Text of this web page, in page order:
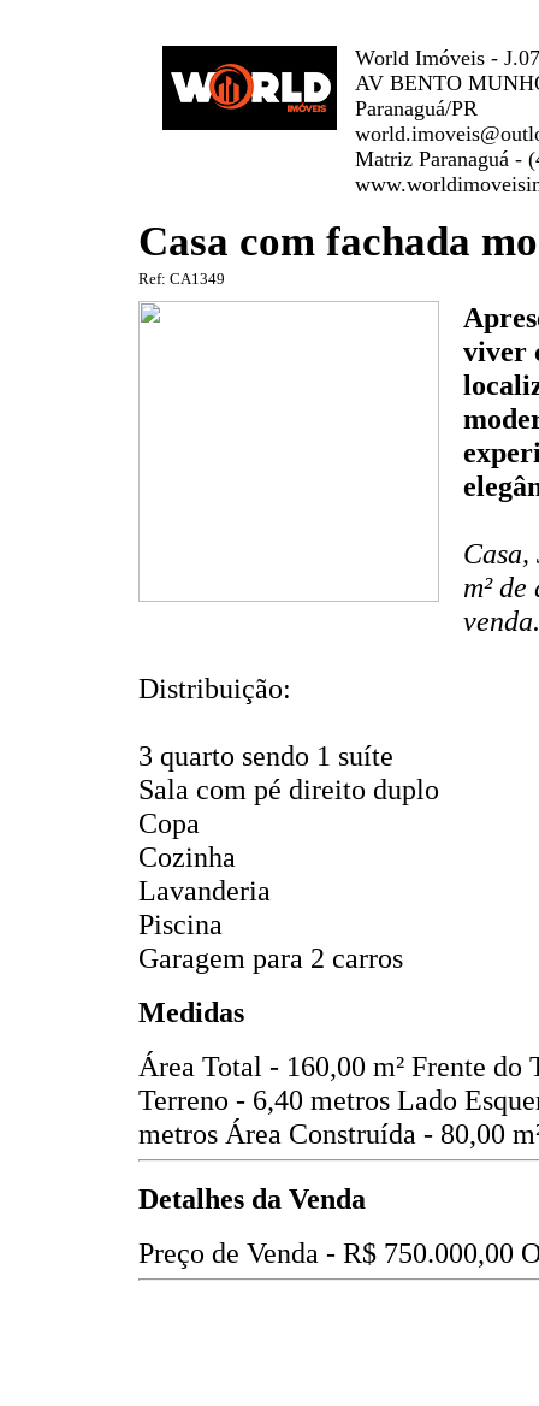
World Imóveis -
AV BENTO
Paranaguá/PR
Matriz Paranaguá -
Casa com fachada
Ref: CA1349
viver
m²
Distribuição:
3 quarto sendo 1 suíte
Sala com pé direito duplo
Copa
Cozinha
Lavanderia
Piscina
Garagem para 2 carros
Medidas
Área Total - 160,00 m² Frente do
Terreno - 6,40 metros Lado
metros Área Construída - 80,00
Detalhes da Venda
Preço de Venda - R$ 750.000,00